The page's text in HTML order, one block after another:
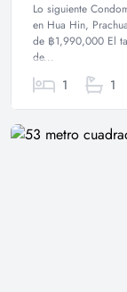
Lo siguiente
en Hua Hin,
de ฿1,990,000 El
de...
1 1